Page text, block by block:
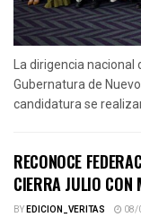
La dirigencia
Gubernatura de
candidatura se
RECONOCE
CIERRA JULIO CON
BYEDICION_VERITAS 08/